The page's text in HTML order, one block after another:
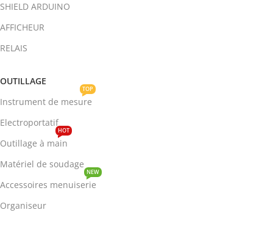
SHIELD ARDUINO
AFFICHEUR
RELAIS
OUTILLAGE
Instrument de mesure
TOP
Electroportatif
Outillage à main
HOT
Matériel de soudage
Accessoires menuiserie
NEW
Organiseur